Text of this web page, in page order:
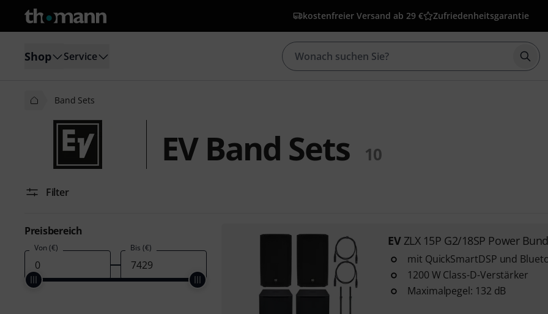
kostenfreier Versand ab 29 € Zufriedenheitsgarantie
Shop Service
Band Sets
EV Band Sets 10
Filter
Preisbereich
Von (€) Bis (€) EV ZLX 15P G2/18SP Power
mit QuickSmartDSP und
1200 W Class-D-Verstärker
Maximalpegel: 132 dB